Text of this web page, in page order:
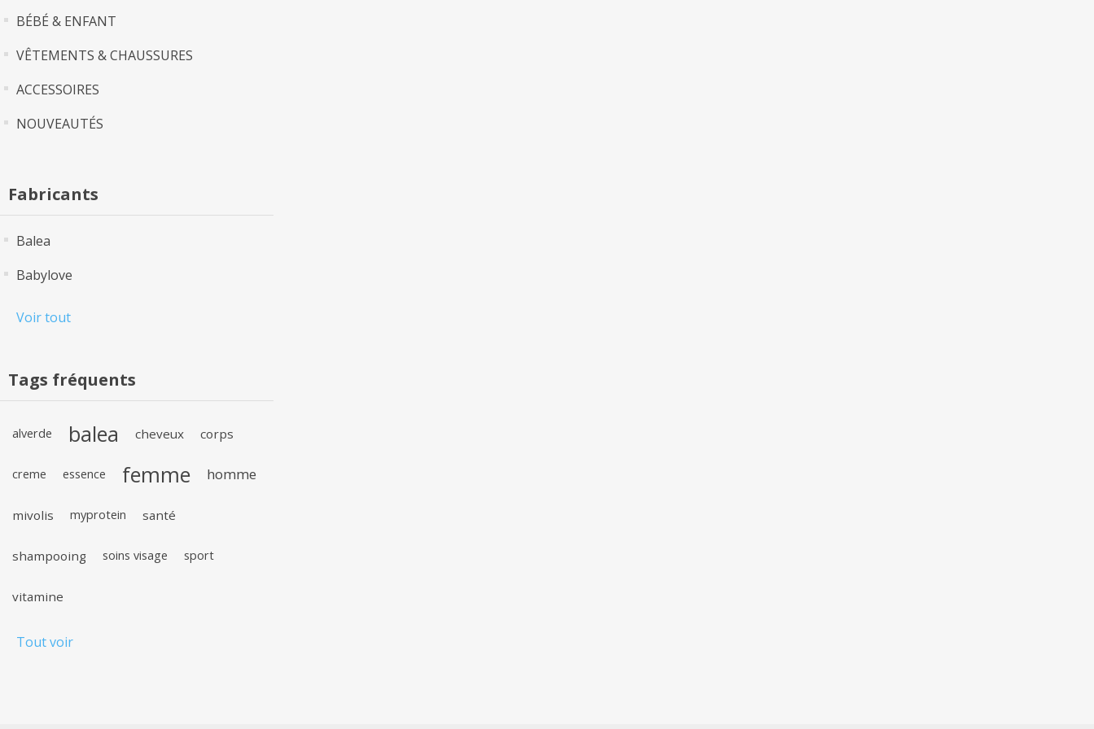
BÉBÉ & ENFANT
VÊTEMENTS & CHAUSSURES
ACCESSOIRES
NOUVEAUTÉS
Fabricants
Balea
Babylove
Voir tout
Tags fréquents
alverde balea cheveux corps
creme essence femme homme
mivolis myprotein santé
shampooing soins visage sport
vitamine
Tout voir